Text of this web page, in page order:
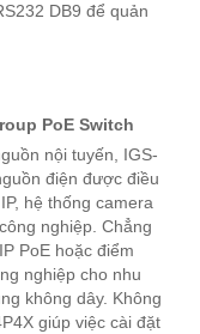
DB9 để quản
PoE Switch
nội tuyến, IGS-
điện được điều
hệ thống camera
nghiệp. Chẳng
PoE hoặc điểm
nghiệp cho nhu
không dây. Không
giúp việc cài đặt